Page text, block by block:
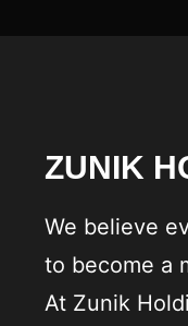
ZUNIK
We believe
to become a
At Zunik